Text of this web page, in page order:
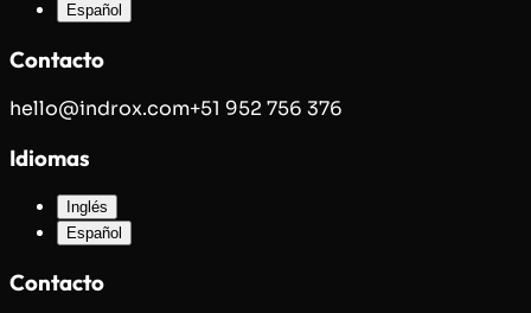
Español
Contacto
hello@indrox.com+51 952 756 376
Idiomas
Inglés
Español
Contacto